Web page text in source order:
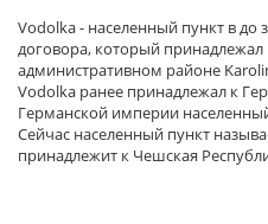
Vodolka - населенный пункт в
договора, который принадлежал
административном районе
Vodolka ранее принадлежал к
Германской империи
Сейчас населенный пункт
принадлежит к Чешская